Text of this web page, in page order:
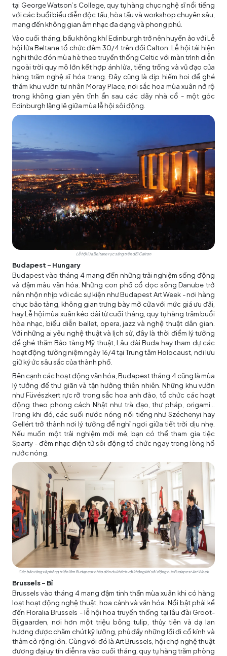
tại George Watson’s College, quy tụ hàng chục nghệ sĩ nổi tiếng
với các buổi biểu diễn độc tấu, hòa tấu và workshop chuyên sâu,
mang đến không gian âm nhạc đa dạng và phong phú.
Vào cuối tháng, bầu không khí Edinburgh trở nên huyền ảo với Lễ
hội lửa Beltane tổ chức đêm 30/4 trên đồi Calton. Lễ hội tái hiện
nghi thức đón mùa hè theo truyền thống Celtic với màn trình diễn
ngoài trời quy mô lớn kết hợp ánh lửa, tiếng trống và vũ đạo của
hàng trăm nghệ sĩ hóa trang. Đây cũng là dịp hiếm hoi để ghé
thăm khu vườn tư nhân Moray Place, nơi sắc hoa mùa xuân nở rộ
trong không gian yên tĩnh ẩn sau các dãy nhà cổ - một góc
Edinburgh lặng lẽ giữa mùa lễ hội sôi động.
Lễ hội lửa Beltane rực sáng trên đồi Calton
Budapest - Hungary
Budapest vào tháng 4 mang đến những trải nghiệm sống động
và đậm màu văn hóa. Những con phố cổ dọc sông Danube trở
nên nhộn nhịp với các sự kiện như Budapest Art Week - nơi hàng
chục bảo tàng, không gian trưng bày mở cửa với mức giá ưu đãi,
hay Lễ hội mùa xuân kéo dài từ cuối tháng, quy tụ hàng trăm buổi
hòa nhạc, biểu diễn ballet, opera, jazz và nghệ thuật dân gian.
Với những ai yêu nghệ thuật và lịch sử, đây là thời điểm lý tưởng
để ghé thăm Bảo tàng Mỹ thuật, Lâu đài Buda hay tham dự các
hoạt động tưởng niệm ngày 16/4 tại Trung tâm Holocaust, nơi lưu
giữ ký ức sâu sắc của thành phố.
Bên cạnh các hoạt động văn hóa, Budapest tháng 4 cũng là mùa
lý tưởng để thư giãn và tận hưởng thiên nhiên. Những khu vườn
như Füvészkert rực rỡ trong sắc hoa anh đào, tổ chức các hoạt
động theo phong cách Nhật như trà đạo, thư pháp, origami...
Trong khi đó, các suối nước nóng nổi tiếng như Széchenyi hay
Gellért trở thành nơi lý tưởng để nghỉ ngơi giữa tiết trời dịu nhẹ.
Nếu muốn một trải nghiệm mới mẻ, bạn có thể tham gia tiệc
Sparty - đêm nhạc điện tử sôi động tổ chức ngay trong lòng hồ
nước nóng.
Các bảo tàng và phòng triển lãm Budapest chào đón du khách với không khí sôi động của Budapest Art Week
Brussels - Bỉ
Brussels vào tháng 4 mang đậm tinh thần mùa xuân khi có hàng
loạt hoạt động nghệ thuật, hoa cảnh và văn hóa. Nổi bật phải kể
đến Floralia Brussels - lễ hội hoa truyền thống tại lâu đài Groot-
Bijgaarden, nơi hơn một triệu bông tulip, thủy tiên và dạ lan
hương được chăm chút kỹ lưỡng, phủ đầy những lối đi cổ kính và
thảm cỏ rộng lớn. Cùng với đó là Art Brussels, hội chợ nghệ thuật
đương đại uy tín diễn ra vào cuối tháng, quy tụ hàng trăm phòng